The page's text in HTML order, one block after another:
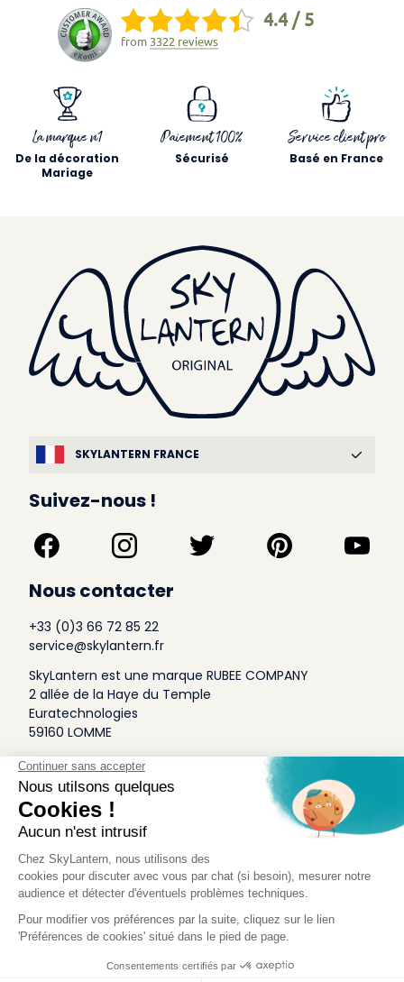
La marque n1
De la décoration
Mariage
Paiement 100%
Sécurisé
Service client pro
Basé en France
4.4 / 5
from 3322 reviews
SKYLANTERN FRANCE
Suivez-nous !
Nous contacter
+33 (0)3 66 72 85 22
service@skylantern.fr
SkyLantern est une marque RUBEE COMPANY
2 allée de la Haye du Temple
Euratechnologies
59160 LOMME
A Propos
Qui sommes-nous
Conditions générales de Vente
Mentions légales
Politique Antispam
Idée Design
Skylantern Original in the UK